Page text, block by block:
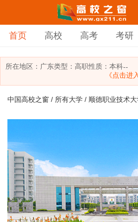
首页 高校 高考 考研
所在地区： 广东类型： 高职性质：本科--
《点击进
中国高校之窗 / 所有大学 / 顺德职业技术